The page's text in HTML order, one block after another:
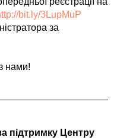
bit.ly/3LupMuP
за
нами!
підтримку Центру